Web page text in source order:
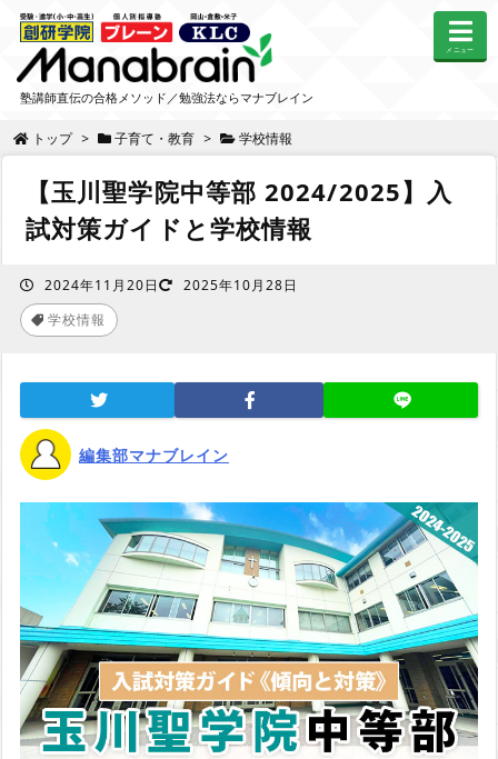
塾講師直伝の合格メソッド／勉強法ならマナブレイン
メニュー
トップ > 子育て・教育 > 学校情報
【玉川聖学院中等部 2024/2025】入
試対策ガイドと学校情報
2024年11月20日
2025年10月28日
学校情報
編集部マナブレイン